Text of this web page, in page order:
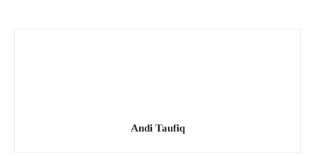
Andi Taufiq